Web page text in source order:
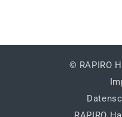
© RAPIRO